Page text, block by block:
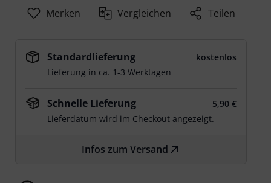
Merken Vergleichen Teilen
Standardlieferung
kostenlos
Lieferung in ca. 1-3 Werktagen
Schnelle Lieferung
5,90 €
Lieferdatum wird im Checkout angezeigt.
Infos zum Versand